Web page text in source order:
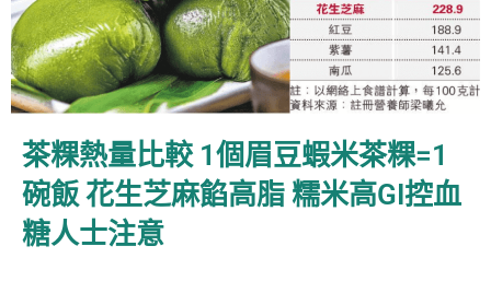
茶粿熱量比較 1個眉豆蝦米茶粿=1
碗飯 花生芝麻餡高脂 糯米高GI控血
糖人士注意